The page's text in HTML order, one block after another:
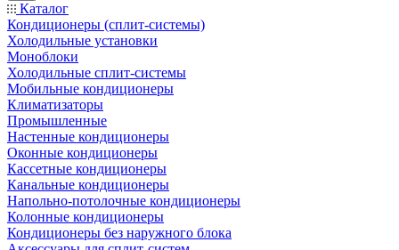
Каталог
Кондиционеры (сплит-системы)
Холодильные установки
Моноблоки
Холодильные сплит-системы
Мобильные кондиционеры
Климатизаторы
Промышленные
Настенные кондиционеры
Оконные кондиционеры
Кассетные кондиционеры
Канальные кондиционеры
Напольно-потолочные кондиционеры
Колонные кондиционеры
Кондиционеры без наружного блока